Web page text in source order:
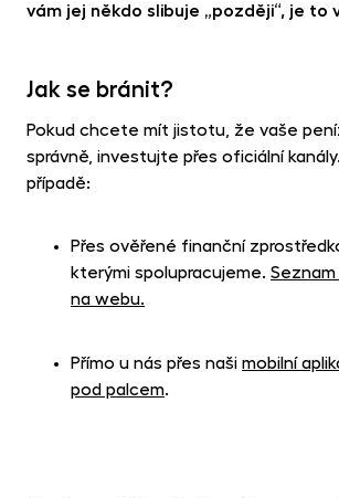
vám jej někdo slibuje „později“, je to
Jak se bránit?
Pokud chcete mít jistotu, že vaše
správně, investujte přes oficiální
případě:
Přes ověřené finanční
kterými spolupracujeme.
na webu.
Přímo u nás přes naši mobilní
pod palcem.